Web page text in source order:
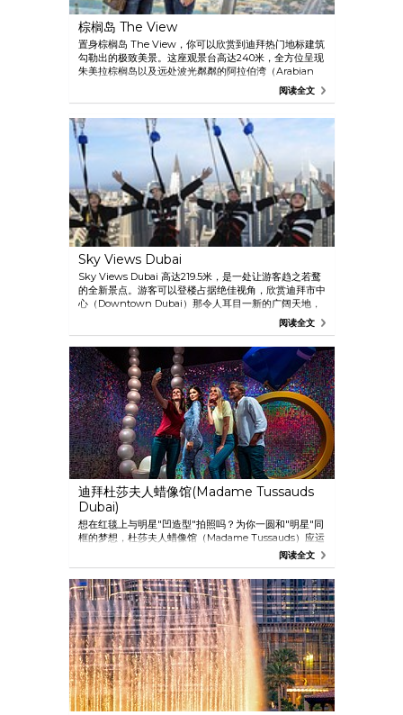
棕榈岛 The View
置身棕榈岛 The View，你可以欣赏到迪拜热门地标建筑
勾勒出的极致美景。这座观景台高达240米，全方位呈现
朱美拉棕榈岛以及远处波光粼粼的阿拉伯湾（Arabian
Gulf）和迪拜天际线交织而成的唯美画卷。棕榈岛 The
View 位于棕榈塔（Palm Tower）第52层，同时设有咖
为了进一步提升你在这里的高空观光体验，请登上棕榈岛
的至高观景点——The Next Level 观景台，这是距地面
250米的私密无障碍空间。
阅读全文
Sky Views Dubai
Sky Views Dubai 高达219.5米，是一处让游客趋之若鹜
的全新景点。游客可以登楼占据绝佳视角，欣赏迪拜市中
心（Downtown Dubai）那令人耳目一新的广阔天地，
瞭望远方壮观的城市天际线。这处建筑奇景位于迪拜地标
天际酒店（Address Sky View Hotel），包括三个不同
的项目——观景台（Observatory）、玻璃滑道（Glass
Slide）和边沿步道（Edge Walk），为游客营造难忘刺
激的观光体验。
阅读全文
迪拜杜莎夫人蜡像馆(Madame Tussauds
Dubai)
想在红毯上与明星"凹造型"拍照吗？为你一圆和"明星"同
框的梦想，杜莎夫人蜡像馆（Madame Tussauds）应运
而生。这家知名蜡像馆位于 迪拜蓝水岛（Bluewaters
Dubai），向来以栩栩如生的明星和名人形象的蜡像复制
品而闻名。这是该地区唯一一家杜莎夫人蜡像馆，让各年
龄段、各家的"粉丝"惊喜， 在七个主题展厅里，粉丝们
都能找到自己最爱的明星。这里有60位国际巨星和16位当
地新晋大咖可以"邂逅"，包括有"海湾第一美女"之称的歌
手 Balqees Fathi 和宝莱坞明星沙鲁克汗（Shah Rukh
Khan）。
阅读全文